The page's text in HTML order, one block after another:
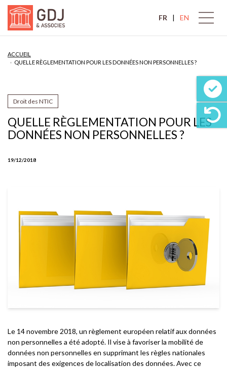
FR EN
ACCUEIL
QUELLE RÈGLEMENTATION POUR LES DONNÉES NON PERSONNELLES ?
QUELLE RÈGLEMENTATION POUR LES
DONNÉES NON PERSONNELLES ?
19/12/2018
Droit des NTIC
Le 14 novembre 2018, un règlement européen relatif aux données
non personnelles a été adopté. Il vise à favoriser la mobilité de
données non personnelles en supprimant les règles nationales
imposant des exigences de localisation des données. Avec ce